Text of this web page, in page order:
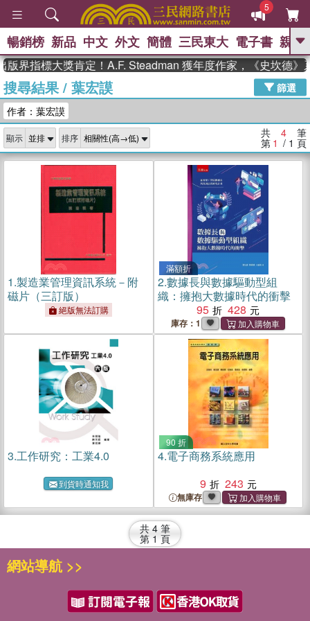
5
GO
高希均教授回憶錄
、 The Odyssey 、 父親節 、 如果歷
獎 臺灣漫遊錄 、 方念華 、 台灣的李
登輝時代
數學女孩：黎曼猜想 、
偉大的迷走神經
暢銷榜 新品 中文 外文 簡體 三民東大 電子書 親子
界指標大獎肯定！A.F. Steadman 獲年度作家，《史坎德》
搜尋結果/ 葉宏謨
篩選
作者：葉宏謨
顯示 排序 共 4 筆
第 1 / 1 頁
1.製造業管理資訊系統－附
磁片（三訂版）
絕版無法訂購
滿額折
2.數據長與數據驅動型組
織：擁抱大數據時代的衝擊
95
428
庫存：1
3.工作研究：工業4.0
到貨時通知我
90 折
4.電子商務系統應用
9
243
無庫存
共 4 筆
第 1 頁
網站導航 >>